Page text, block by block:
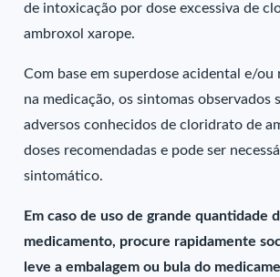
de intoxicação por dose excessiva de
ambroxol xarope.
Com base em superdose acidental e/ou
na medicação, os sintomas observados
adversos conhecidos de cloridrato de
doses recomendadas e pode ser
sintomático.
Em caso de uso de grande quantidade
medicamento, procure rapidamente
leve a embalagem ou bula do